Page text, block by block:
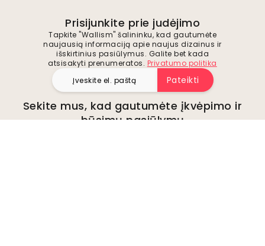
Prisijunkite prie judėjimo
Tapkite "Wallism" šalininku, kad gautumėte
naujausią informaciją apie naujus dizainus ir
išskirtinius pasiūlymus. Galite bet kada
atsisakyti prenumeratos. Privatumo politika
Pateikti
Sekite mus, kad gautumėte įkvėpimo ir
būsimų pasiūlymų